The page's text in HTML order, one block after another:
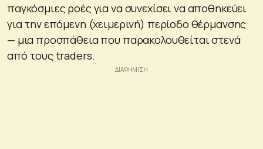
παγκόσμιες ροές για να συνεχίσει να αποθηκεύει
για την επόμενη (χειμερινή) περίοδο θέρμανσης
— μια προσπάθεια που παρακολουθείται στενά
από τους traders.